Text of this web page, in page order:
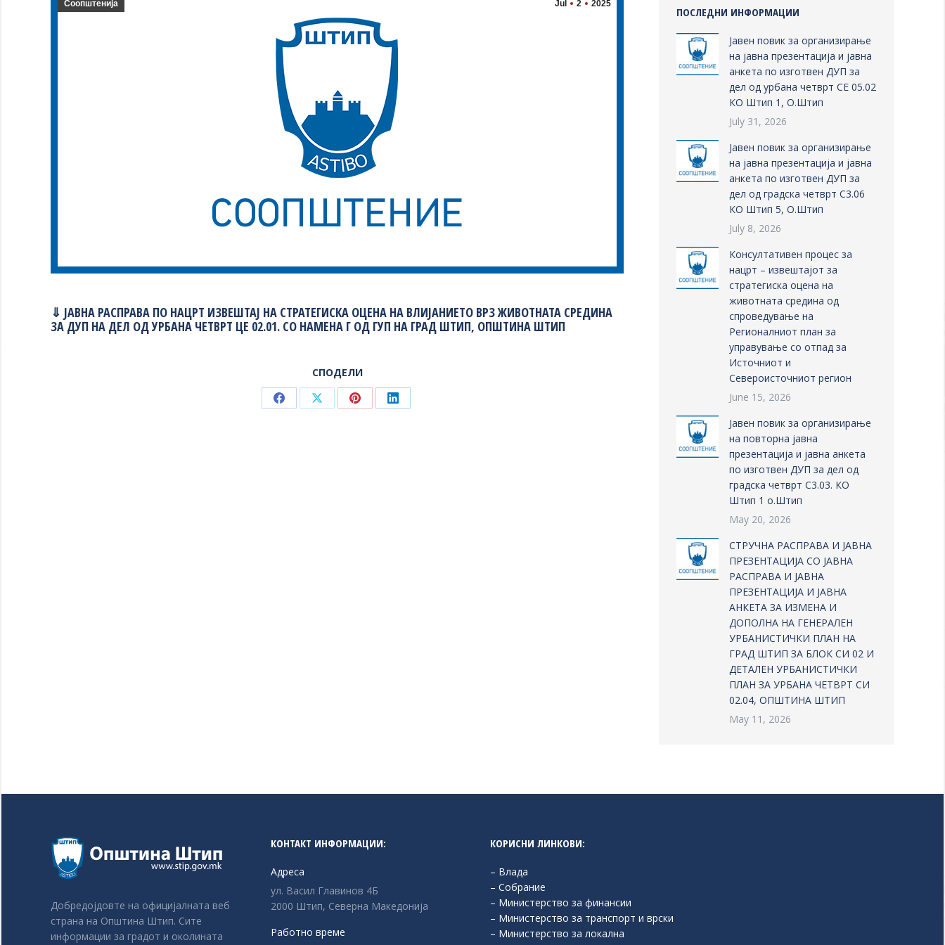
Jul 2 2025
Соопштенија
⇓ ЈАВНА РАСПРАВА ПО НАЦРТ ИЗВЕШТАЈ НА СТРАТЕГИСКА ОЦЕНА НА ВЛИЈАНИЕТО ВРЗ ЖИВОТНАТА СРЕДИНА
ЗА ДУП НА ДЕЛ ОД УРБАНА ЧЕТВРТ ЦЕ 02.01. СО НАМЕНА Г ОД ГУП НА ГРАД ШТИП, ОПШТИНА ШТИП
СПОДЕЛИ
Share Share Share Share
ПОСЛЕДНИ ИНФОРМАЦИИ
Јавен повик за организирање
на јавна презентација и јавна
анкета по изготвен ДУП за
дел од урбана четврт СЕ 05.02
КО Штип 1, О.Штип
July 31, 2026
Јавен повик за организирање
на јавна презентација и јавна
анкета по изготвен ДУП за
дел од градска четврт С3.06
КО Штип 5, О.Штип
July 8, 2026
Консултативен процес за
нацрт – извештајот за
стратегиска оцена на
животната средина од
спроведување на
Регионалниот план за
управување со отпад за
Источниот и
Североисточниот регион
June 15, 2026
Јавен повик за организирање
на повторна јавна
презентација и јавна анкета
по изготвен ДУП за дел од
градска четврт С3.03. КО
Штип 1 о.Штип
May 20, 2026
СТРУЧНА РАСПРАВА И ЈАВНА
ПРЕЗЕНТАЦИЈА СО ЈАВНА
РАСПРАВА И ЈАВНА
ПРЕЗЕНТАЦИЈА И ЈАВНА
АНКЕТА ЗА ИЗМЕНА И
ДОПОЛНА НА ГЕНЕРАЛЕН
УРБАНИСТИЧКИ ПЛАН НА
ГРАД ШТИП ЗА БЛОК СИ 02 И
ДЕТАЛЕН УРБАНИСТИЧКИ
ПЛАН ЗА УРБАНА ЧЕТВРТ СИ
02.04, ОПШТИНА ШТИП
May 11, 2026
Добредојдовте на официјалната веб
страна на Општина Штип. Сите
информации за градот и околината
КОНТАКТ ИНФОРМАЦИИ:
Адреса
ул. Васил Главинов 4Б
2000 Штип, Северна Македонија
Работно време
КОРИСНИ ЛИНКОВИ:
– Влада
– Собрание
– Министерство за финансии
– Министерство за транспорт и врски
– Министерство за локална